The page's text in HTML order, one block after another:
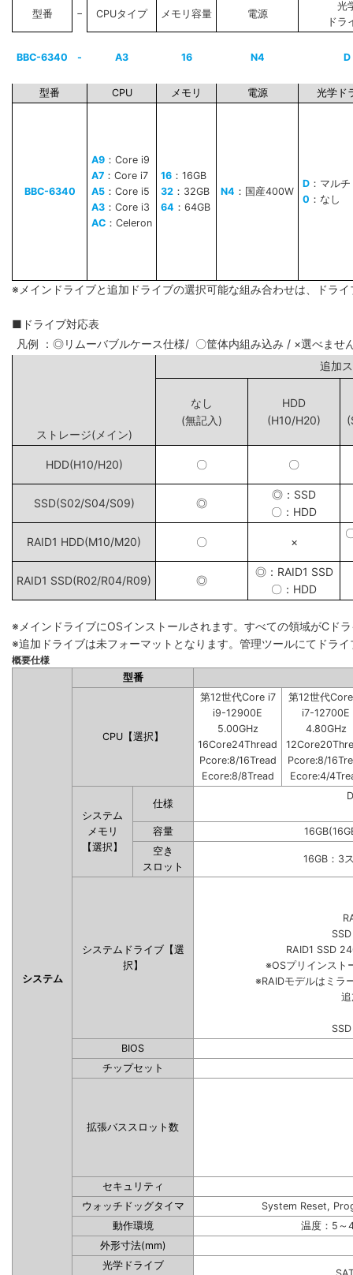
型番 − CPUタイプ メモリ容量 電源
光
ドラ
BBC-6340 - A3 16 N4 D
型番 CPU メモリ 電源 光学ド
BBC-6340
A9 ：Core i9
A7 ：Core i7
A5 ：Core i5
A3 ：Core i3
AC ：Celeron
16 ：16GB
32 ：32GB
64 ：64GB
N4 ：国産400W
D ：マル
0 ：なし
※メインドライブと追加ドライブの選択可能な組み合わせは、ドラ
■ドライブ対応表
凡例 ：◎リムーバブルケース仕様/ 〇筐体内組み込み / ×選べませ
ストレージ(メイン)
追
なし
(無記入)
HDD
(H10/H20)
HDD(H10/H20) 〇 〇
SSD(S02/S04/S09) ◎
◎：SSD
〇：HDD
RAID1 HDD(M10/M20) 〇 ×
RAID1 SSD(R02/R04/R09) ◎
◎：RAID1 SSD
〇：HDD
※メインドライブにOSインストールされます。すべての領域がCド
※追加ドライブは未フォーマットとなります。管理ツールにてドラ
概要仕様
システム
型番
CPU【選択】
第12世代Core i7
i9-12900E
5.00GHz
16Core24Thread
Pcore:8/16Tread
Ecore:8/8Tread
第12世代
i7-12700E
4.80GHz
Pcore:8/
Ecore:4/
システム
メモリ
【選択】
仕様
容量
空き
スロット
16GB：3
システムドライブ【選
択】
RAID1 SSD
※OSプリインスト
※RAIDモデルはミラ
BIOS
チップセット
拡張バススロット数
セキュリティ
ウォッチドッグタイマ
System Reset,
動作環境
温度：5～
外形寸法(mm)
光学ドライブ